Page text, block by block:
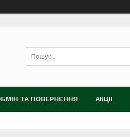
ТА ПОВЕРНЕННЯ АКЦІІ